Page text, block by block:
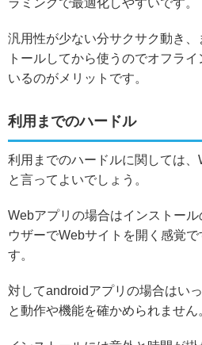
ラミングで最適化しやすいです。
汎用性が少ない分サクサク動き
トールしてから使うのでオフラ
いるのがメリットです。
利用までのハードル
利用までのハードルに関しては
と言ってよいでしょう。
Webアプリの場合はインストー
ウザーでWebサイトを開く感覚
す。
対してandroidアプリの場合はい
と動作や機能を確かめられません